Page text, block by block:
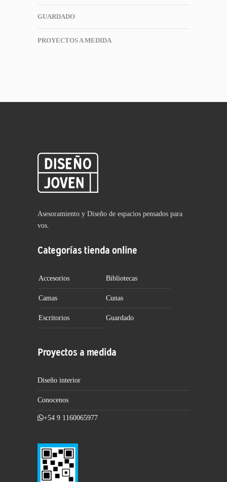
GUARDADO
PROYECTOS A MEDIDA
Asesoramiento y Diseño de espacios pensados para
vos.
Categorías tienda online
Accesorios Bibliotecas
Camas Cunas
Escritorios Guardado
Proyectos a medida
Diseño interior
Conocenos
+54 9 1160065977